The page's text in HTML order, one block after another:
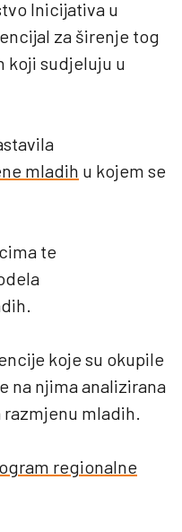
Inicijativa u
za širenje tog
koji sudjeluju u
mladih u kojem se
te
koje su okupile
na njima analizirana
mladih.
regionalne